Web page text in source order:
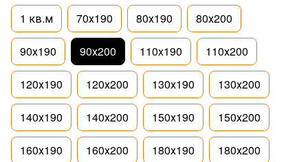
1 кв.м 70х190 80х190 80х200
90х190 90х200 110x190 110х200
120х190 120х200 130х190 130х200
140х190 140х200 150х190 150х200
160х190 160х200 180х190 180х200